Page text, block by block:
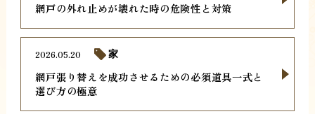
網戸の外れ止めが壊れた時の危険性と対策
網戸張り替えを成功させるための必須道具一式と
選び方の極意
2026.05.20 家